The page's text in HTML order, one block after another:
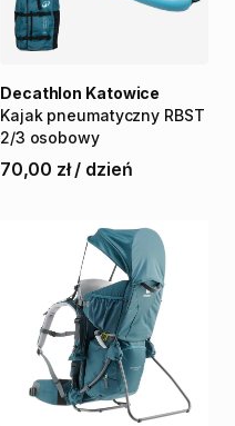
Kajak pneumatyczny RBST
2​/​3 osobowy
Decathlon Katowice
70,00 zł / dzień